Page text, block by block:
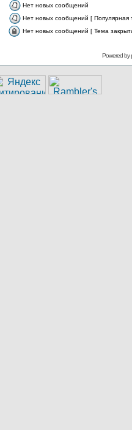
Нет новых сообщений
Нет новых сообщений [ Популярная
Нет новых сообщений [ Тема
Powered by